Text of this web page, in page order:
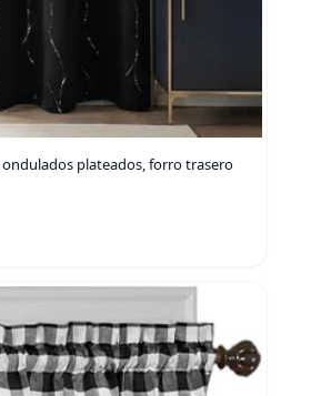
plateados, forro trasero